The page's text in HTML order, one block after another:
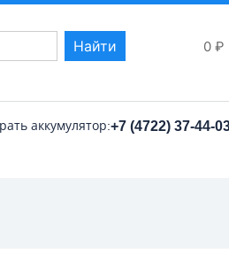
Найти 0 ₽
аккумулятор:+7 (4722) 37-44-